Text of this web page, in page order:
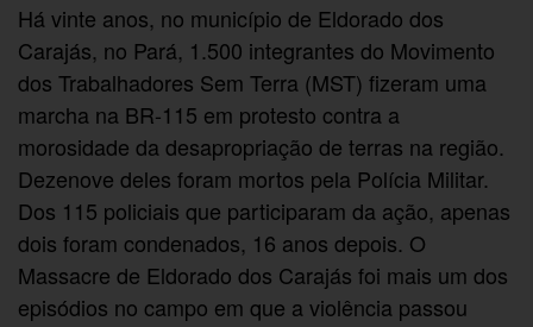
Há vinte anos, no município de Eldorado dos
Carajás, no Pará, 1.500 integrantes do Movimento
dos Trabalhadores Sem Terra (MST) fizeram uma
marcha na BR-115 em protesto contra a
morosidade da desapropriação de terras na região.
Dezenove deles foram mortos pela Polícia Militar.
Dos 115 policiais que participaram da ação, apenas
dois foram condenados, 16 anos depois. O
Massacre de Eldorado dos Carajás foi mais um dos
episódios no campo em que a violência passou